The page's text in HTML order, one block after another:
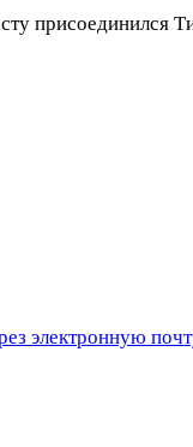
присоединился
электронную